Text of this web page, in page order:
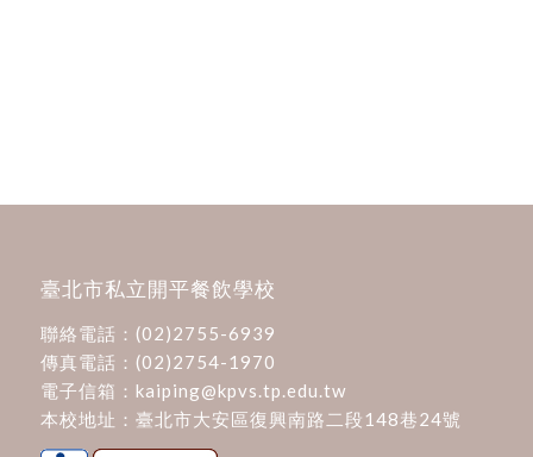
臺北市私立開平餐飲學校
聯絡電話： (02)2755-6939
傳真電話：(02)2754-1970
電子信箱： kaiping@kpvs.tp.edu.tw
本校地址： 臺北市大安區復興南路二段148巷24號